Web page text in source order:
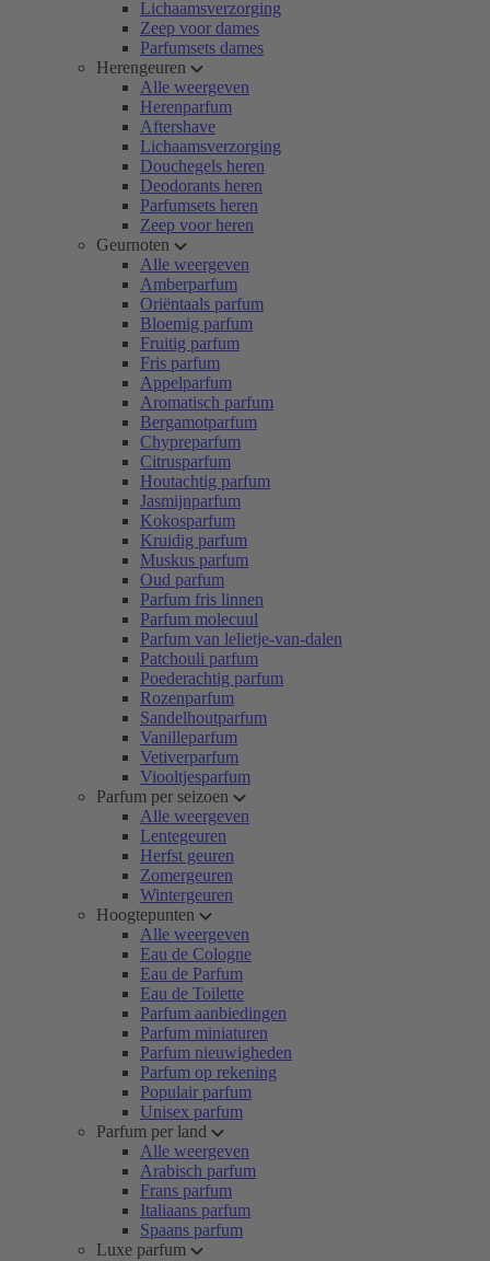
Lichaamsverzorging
Zeep voor dames
Parfumsets dames
Herengeuren
Alle weergeven
Herenparfum
Aftershave
Lichaamsverzorging
Douchegels heren
Deodorants heren
Parfumsets heren
Zeep voor heren
Geurnoten
Alle weergeven
Amberparfum
Oriëntaals parfum
Bloemig parfum
Fruitig parfum
Fris parfum
Appelparfum
Aromatisch parfum
Bergamotparfum
Chypreparfum
Citrusparfum
Houtachtig parfum
Jasmijnparfum
Kokosparfum
Kruidig parfum
Muskus parfum
Oud parfum
Parfum fris linnen
Parfum molecuul
Parfum van lelietje-van-dalen
Patchouli parfum
Poederachtig parfum
Rozenparfum
Sandelhoutparfum
Vanilleparfum
Vetiverparfum
Viooltjesparfum
Parfum per seizoen
Alle weergeven
Lentegeuren
Herfst geuren
Zomergeuren
Wintergeuren
Hoogtepunten
Alle weergeven
Eau de Cologne
Eau de Parfum
Eau de Toilette
Parfum aanbiedingen
Parfum miniaturen
Parfum nieuwigheden
Parfum op rekening
Populair parfum
Unisex parfum
Parfum per land
Alle weergeven
Arabisch parfum
Frans parfum
Italiaans parfum
Spaans parfum
Luxe parfum